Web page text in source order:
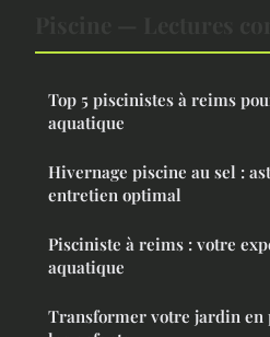
Top 5 piscinistes à reims
aquatique
Hivernage piscine au sel :
entretien optimal
Pisciniste à reims : votre
aquatique
Transformer votre jardin en